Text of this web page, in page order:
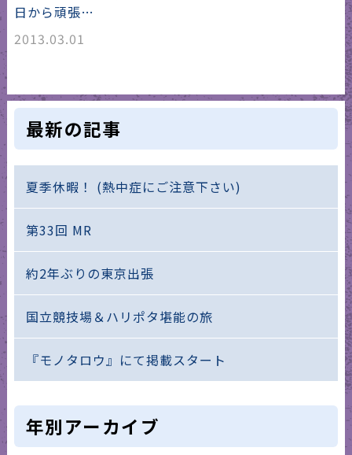
日から頑張…
2013.03.01
最新の記事
夏季休暇！ (熱中症にご注意下さい)
第33回 MR
約2年ぶりの東京出張
国立競技場＆ハリポタ堪能の旅
『モノタロウ』にて掲載スタート
年別アーカイブ